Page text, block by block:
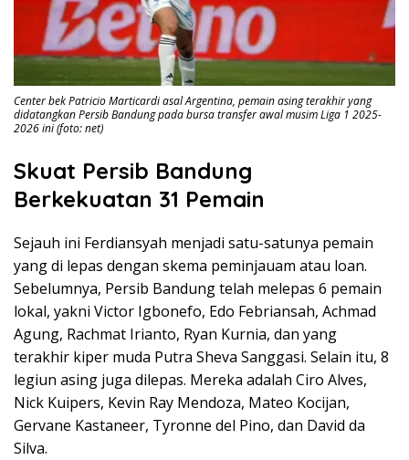
Center bek Patricio Marticardi asal Argentina, pemain asing terakhir yang
didatangkan Persib Bandung pada bursa transfer awal musim Liga 1 2025-
2026 ini (foto: net)
Skuat Persib Bandung
Berkekuatan 31 Pemain
Sejauh ini Ferdiansyah menjadi satu-satunya pemain
yang di lepas dengan skema peminjauam atau loan.
Sebelumnya, Persib Bandung telah melepas 6 pemain
lokal, yakni Victor Igbonefo, Edo Febriansah, Achmad
Agung, Rachmat Irianto, Ryan Kurnia, dan yang
terakhir kiper muda Putra Sheva Sanggasi. Selain itu, 8
legiun asing juga dilepas. Mereka adalah Ciro Alves,
Nick Kuipers, Kevin Ray Mendoza, Mateo Kocijan,
Gervane Kastaneer, Tyronne del Pino, dan David da
Silva.